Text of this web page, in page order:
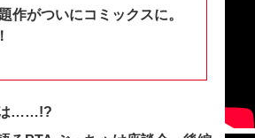
作がついにコミックスに。
は……!?